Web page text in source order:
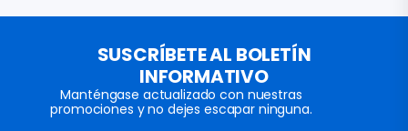
SUSCRÍBETE AL BOLETÍN
INFORMATIVO
Manténgase actualizado con nuestras
promociones y no dejes escapar ninguna.